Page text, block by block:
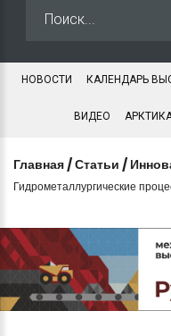
НОВОСТИ КАЛЕНДАРЬ
ВИДЕО
Главная /Статьи /
Гидрометаллургические